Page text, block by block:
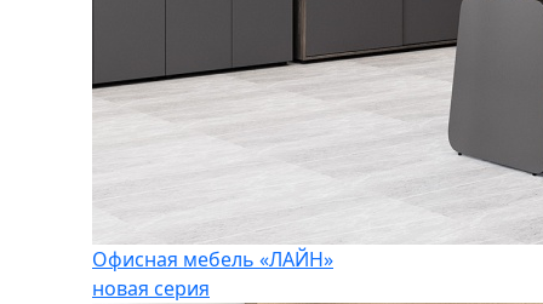
Офисная мебель «ЛАЙН»
новая серия